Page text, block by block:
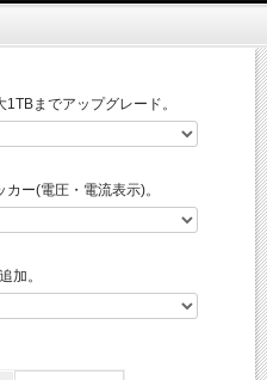
／1TBへ購入時に変更可能）
間を保証するものではありません。
認済み)
までアップグレード。
ー(電圧・電流表示)。
加。